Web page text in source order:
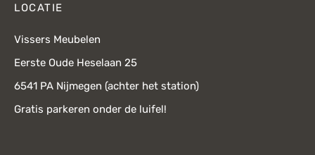
LOCATIE
Vissers Meubelen
Eerste Oude Heselaan 25
6541 PA Nijmegen (achter het station)
Gratis parkeren onder de luifel!